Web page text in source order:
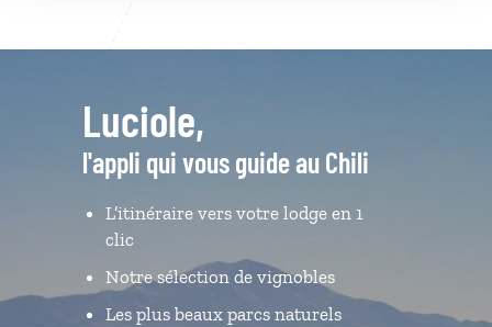
Luciole,
l'appli qui vous guide au Chili
L’itinéraire vers votre lodge en 1
clic
Notre sélection de vignobles
Les plus beaux parcs naturels